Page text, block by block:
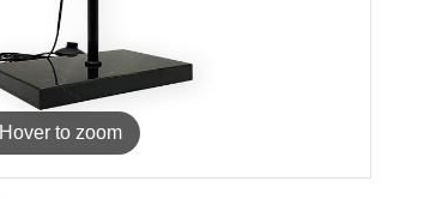
Hover to zoom